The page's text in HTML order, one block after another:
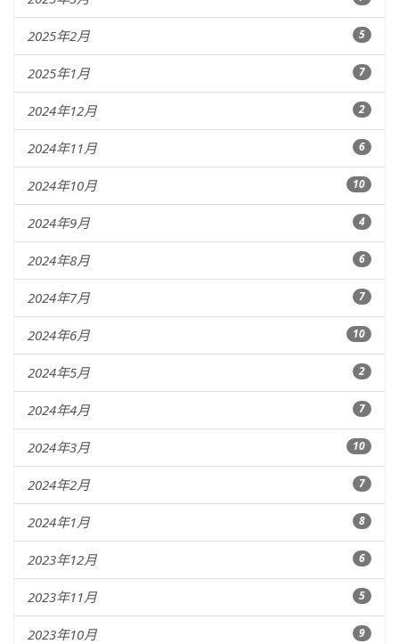
2025年2月 5
2025年1月 7
2024年12月 2
2024年11月 6
2024年10月 10
2024年9月 4
2024年8月 6
2024年7月 7
2024年6月 10
2024年5月 2
2024年4月 7
2024年3月 10
2024年2月 7
2024年1月 8
2023年12月 6
2023年11月 5
2023年10月 9